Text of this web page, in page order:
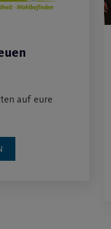
auf eure